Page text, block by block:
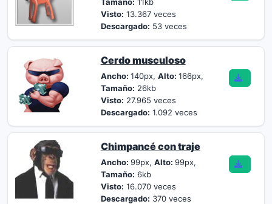
Visto: 13.367 veces
Descargado: 53 veces
Cerdo musculoso
Ancho: 140px, Alto: 166px,
Tamaño: 26kb
Visto: 27.965 veces
Descargado: 1.092 veces
Chimpancé con traje
Ancho: 99px, Alto: 99px,
Tamaño: 6kb
Visto: 16.070 veces
Descargado: 370 veces